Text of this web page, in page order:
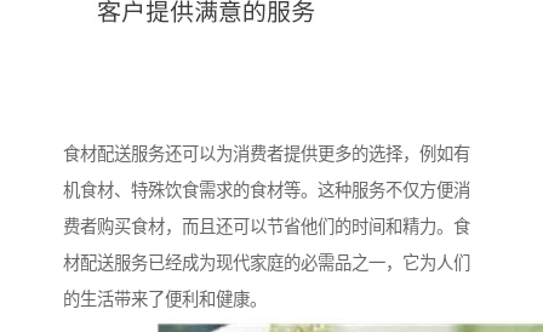
食材配送服务还可以为消费者提供更多的选择，例如有
机食材、特殊饮食需求的食材等。这种服务不仅方便消
费者购买食材，而且还可以节省他们的时间和精力。食
材配送服务已经成为现代家庭的必需品之一，它为人们
的生活带来了便利和健康。